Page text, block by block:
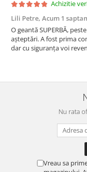
Achizitie
Lili Petre, Acum 1
O geantă SUPERBĂ, peste
așteptări. A fost prima
dar cu siguranța voi
doua zi). RECOMAND
Nu rata
Vreau sa